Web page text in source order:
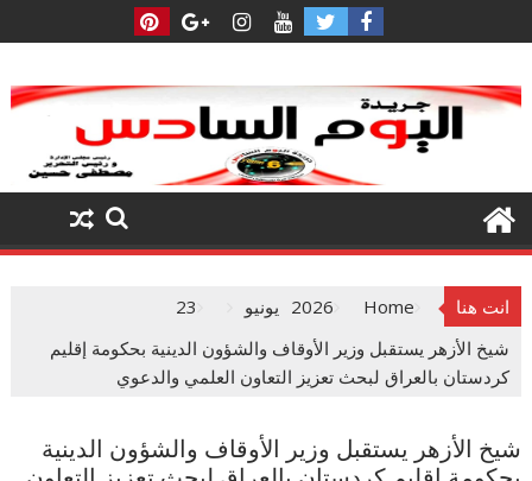
to
انت هنا Home
2026 يونيو
23
شيخ الأزهر يستقبل وزير الأوقاف والشؤون الدينية بحكومة إقليم
كردستان بالعراق لبحث تعزيز التعاون العلمي والدعوي
شيخ الأزهر يستقبل وزير الأوقاف والشؤون الدينية